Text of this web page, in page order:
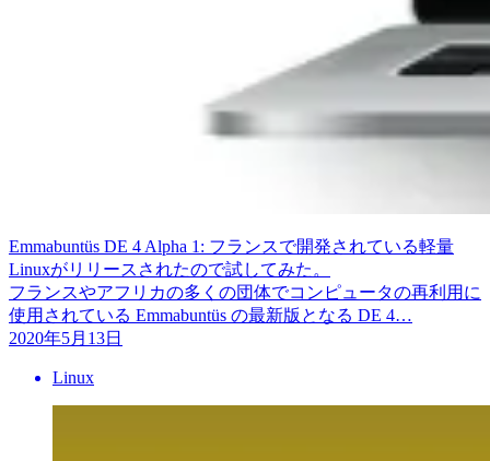
Emmabuntüs DE 4 Alpha 1: フランスで開発されている軽量
Linuxがリリースされたので試してみた。
フランスやアフリカの多くの団体でコンピュータの再利用に
使用されている Emmabuntüs の最新版となる DE 4…
2020年5月13日
Linux